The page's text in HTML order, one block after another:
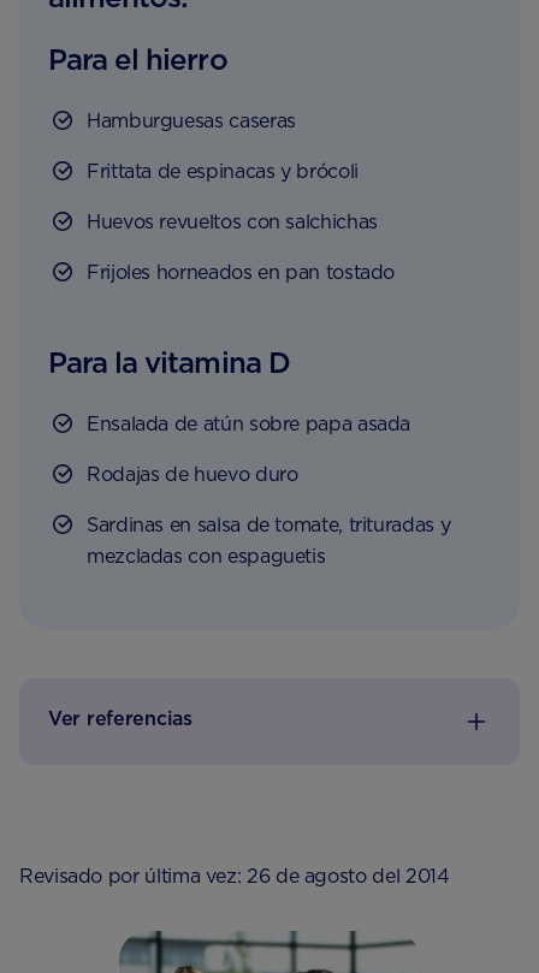
Para el hierro
Hamburguesas caseras
Frittata de espinacas y brócoli
Huevos revueltos con salchichas
Frijoles horneados en pan tostado
Para la vitamina D
Ensalada de atún sobre papa asada
Rodajas de huevo duro
Sardinas en salsa de tomate, trituradas y
mezcladas con espaguetis
Ver referencias
Revisado por última vez: 26 de agosto del 2014